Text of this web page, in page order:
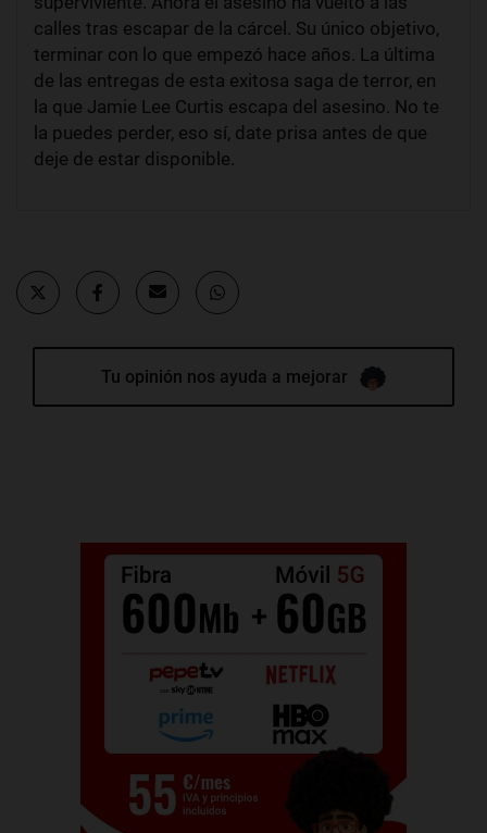
calles tras escapar de la cárcel. Su único objetivo,
terminar con lo que empezó hace años. La última
de las entregas de esta exitosa saga de terror, en
la que Jamie Lee Curtis escapa del asesino. No te
la puedes perder, eso sí, date prisa antes de que
deje de estar disponible.
Tu opinión nos ayuda a mejorar